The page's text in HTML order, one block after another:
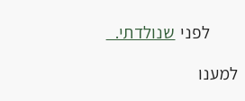
שנולדתי.